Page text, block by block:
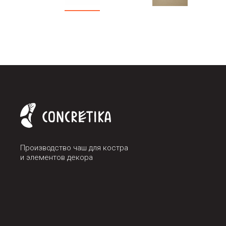
Производство чаш для костра
и элементов декора